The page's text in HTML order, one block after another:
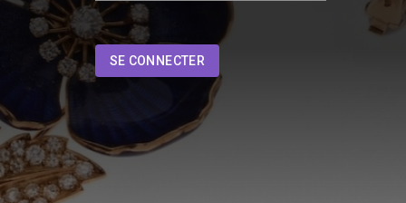
SE CONNECTER